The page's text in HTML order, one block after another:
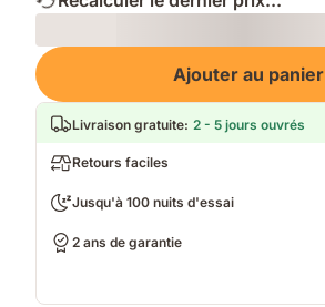
Loading
Ajouter au panier
Livraison gratuite: 2 - 5 jours ouvrés
Retours faciles
Jusqu'à 100 nuits d'essai
2 ans de garantie